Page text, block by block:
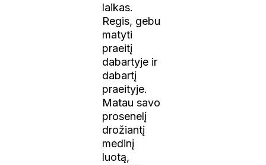
laikas.
Regis, gebu
matyti
praeitį
dabartyje ir
dabartį
praeityje.
Matau savo
prosenelį
drožiantį
medinį
luotą,